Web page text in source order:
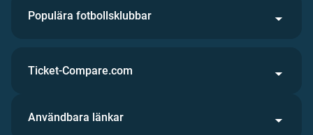
Populära fotbollsklubbar
Ticket-Compare.com
Användbara länkar